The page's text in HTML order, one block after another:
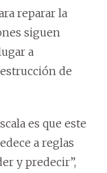
reparar la
siguen
a
de
es que este
a reglas
y predecir”,